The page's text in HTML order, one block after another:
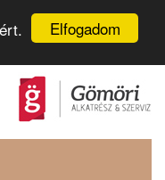
Elfogadom